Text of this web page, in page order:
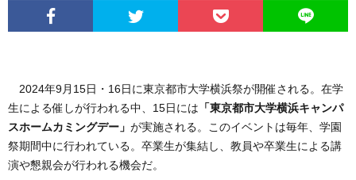
2024年9月15日・16日に東京都市大学横浜祭が開催される。在学
生による催しが行われる中、15日には 「東京都市大学横浜キャンパ
スホームカミングデー」 が実施される。このイベントは毎年、学園
祭期間中に行われている。卒業生が集結し、教員や卒業生による講
演や懇親会が行われる機会だ。